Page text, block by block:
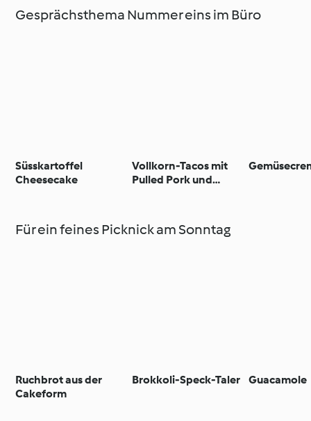
Gesprächsthema Nummer eins im Büro
Süsskartoffel
Cheesecake
Vollkorn-Tacos mit
Pulled Pork und
Für ein feines Picknick am Sonntag
Ruchbrot aus der
Cakeform
Brokkoli-Speck-Taler Guacamole